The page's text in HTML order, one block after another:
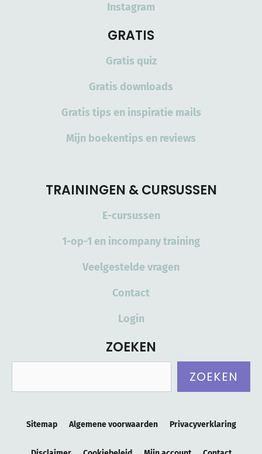
Instagram
GRATIS
Gratis quiz
Gratis downloads
Gratis tips en inspiratie mails
Mijn boekentips en reviews
TRAININGEN & CURSUSSEN
E-cursussen
1-op-1 en incompany training
Veelgestelde vragen
Contact
Login
ZOEKEN
ZOEKEN
Sitemap Algemene voorwaarden Privacyverklaring